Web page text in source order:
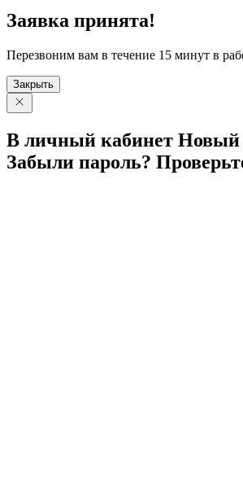
Заявка принята!
Перезвоним вам в течение 15 минут в
Закрыть
В личный кабинет Новый
Забыли пароль?